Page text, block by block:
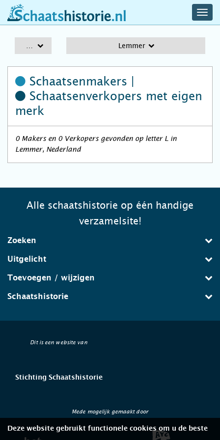
schaatshistorie.nl
Lemmer
Schaatsenmakers |
Schaatsenverkopers met eigen
merk
0 Makers en 0 Verkopers gevonden op letter L in
Lemmer, Nederland
Alle schaatshistorie op één handige
verzamelsite!
Zoeken
Uitgelicht
Toevoegen / wijzigen
Schaatshistorie
Dit is een website van
Stichting Schaatshistorie
Mede mogelijk gemaakt door
Deze website gebruikt functionele cookies om u de beste